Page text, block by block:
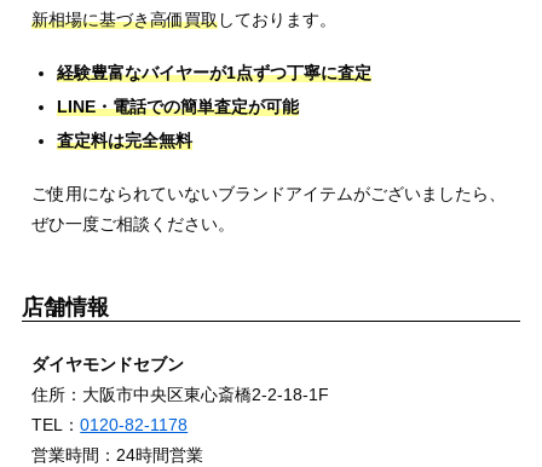
新相場に基づき高価買取しております。
経験豊富なバイヤーが1点ずつ丁寧に査定
LINE・電話での簡単査定が可能
査定料は完全無料
ご使用になられていないブランドアイテムがございましたら、
ぜひ一度ご相談ください。
店舗情報
ダイヤモンドセブン
住所：大阪市中央区東心斎橋2-2-18-1F
TEL：0120-82-1178
営業時間：24時間営業